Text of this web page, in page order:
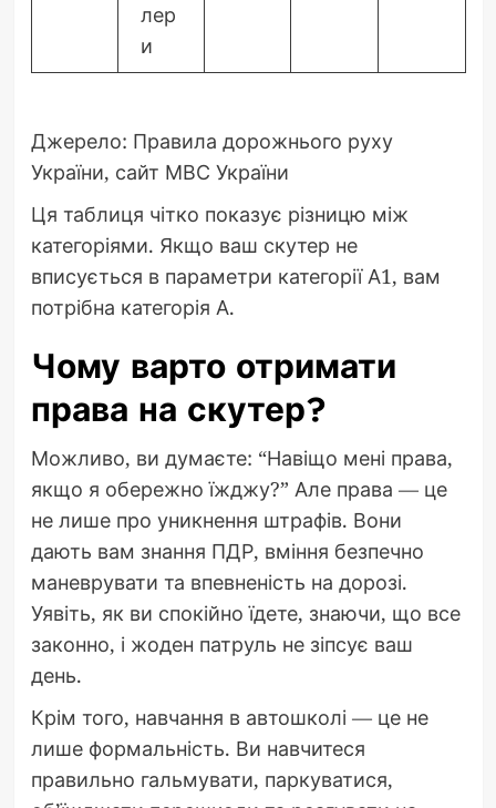
лер
и
Джерело: Правила дорожнього руху
України, сайт МВС України
Ця таблиця чітко показує різницю між
категоріями. Якщо ваш скутер не
вписується в параметри категорії А1, вам
потрібна категорія А.
Чому варто отримати
права на скутер?
Можливо, ви думаєте: “Навіщо мені права,
якщо я обережно їжджу?” Але права — це
не лише про уникнення штрафів. Вони
дають вам знання ПДР, вміння безпечно
маневрувати та впевненість на дорозі.
Уявіть, як ви спокійно їдете, знаючи, що все
законно, і жоден патруль не зіпсує ваш
день.
Крім того, навчання в автошколі — це не
лише формальність. Ви навчитеся
правильно гальмувати, паркуватися,